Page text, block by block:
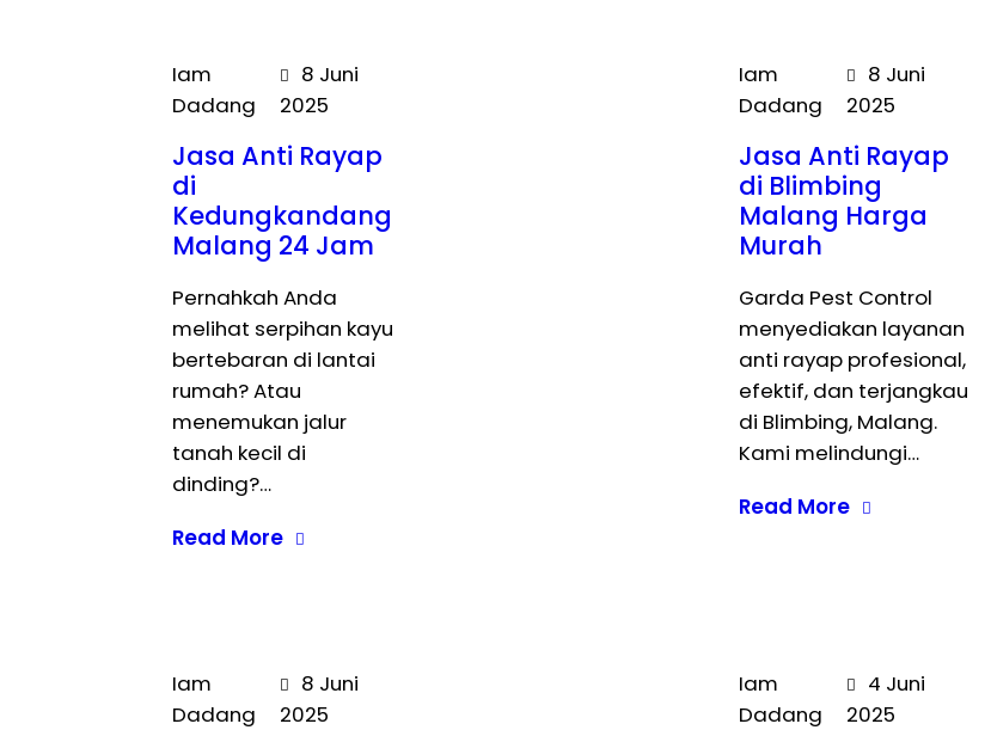
Iam
Dadang
8 Juni
2025
Jasa Anti Rayap
di
Kedungkandang
Malang 24 Jam
Pernahkah Anda
melihat serpihan kayu
bertebaran di lantai
rumah? Atau
menemukan jalur
tanah kecil di
dinding?…
Read More
Iam
Dadang
8 Juni
2025
Jasa Anti Rayap
di Blimbing
Malang Harga
Murah
Garda Pest Control
menyediakan layanan
anti rayap profesional,
efektif, dan terjangkau
di Blimbing, Malang.
Kami melindungi…
Read More
Iam
Dadang
8 Juni
2025
Iam
Dadang
4 Juni
2025